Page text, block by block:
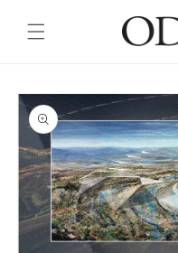
content
Skip to
product
information